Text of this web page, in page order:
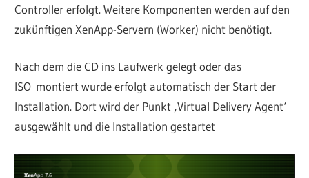
Controller erfolgt. Weitere Komponenten werden auf den
zukünftigen XenApp-Servern (Worker) nicht benötigt.
Nach dem die CD ins Laufwerk gelegt oder das
ISO montiert wurde erfolgt automatisch der Start der
Installation. Dort wird der Punkt ‚Virtual Delivery Agent‘
ausgewählt und die Installation gestartet